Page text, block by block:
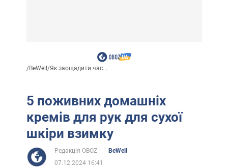
/BeWell/Як заощадити час...
5 поживних домашніх
кремів для рук для сухої
шкіри взимку
Редакція OBOZ
BeWell
07.12.2024 16:41